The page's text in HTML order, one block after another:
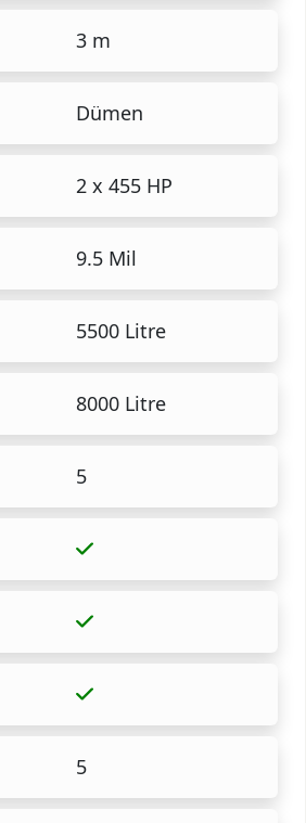
3 m
Dümen
2 x 455 HP
9.5 Mil
5500 Litre
8000 Litre
5
5